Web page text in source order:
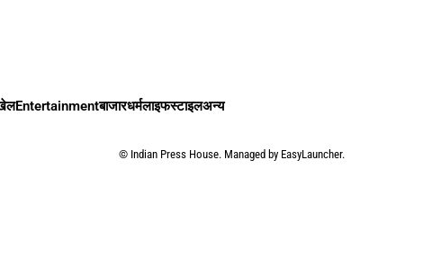
Entertainmentबाजारधर्मलाइफस्टाइलअन्य
© Indian Press House. Managed by EasyLauncher.